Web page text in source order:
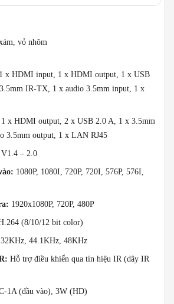
vỏ nhôm
1 x HDMI input, 1 x HDMI output, 1 x USB
IR-TX, 1 x audio 3.5mm input, 1 x
1 x HDMI output, 2 x USB 2.0 A, 1 x 3.5mm
3.5mm output, 1 x LAN RJ45
V1.4 – 2.0
1080P, 1080I, 720P, 720I, 576P, 576I,
1920x1080P, 720P, 480P
(8/10/12 bit color)
32KHz, 44.1KHz, 48KHz
Hỗ trợ điều khiển qua tín hiệu IR (dây IR
1A (đầu vào), 3W (HD)